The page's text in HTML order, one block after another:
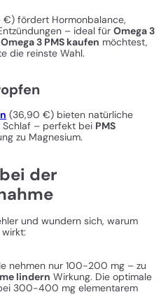
fördert Hormonbalance,
– ideal für Omega 3
Omega 3 PMS kaufen möchtest,
die reinste Wahl.
(36,90 €) bieten natürliche
Schlaf – perfekt bei PMS
zu Magnesium.
der
und wundern sich, warum
nehmen nur 100-200 mg – zu
lindern Wirkung. Die optimale
300-400 mg elementarem